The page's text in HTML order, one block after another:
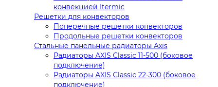
конвекцией Itermic
Решетки для конвекторов
Поперечные решетки конвекторов
Продольные решетки конвекторов
Стальные панельные радиаторы Axis
Радиаторы AXIS Classic 11-500 (боковое
подключение)
Радиаторы AXIS Classic 22-300 (боковое
подключение)